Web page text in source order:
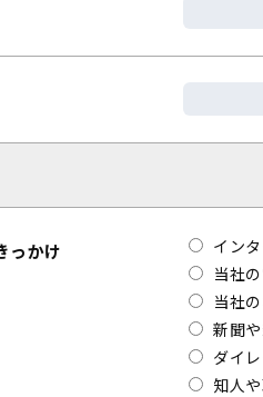
っかけ
イン
当社
当社
新聞
ダイ
知人